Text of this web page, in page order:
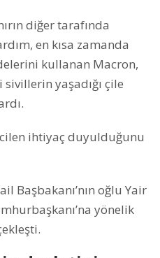
diğer tarafında
en kısa zamanda
kullanan Macron,
sivillerin yaşadığı çile
ihtiyaç duyulduğunu
Başbakanı’nın oğlu Yair
yönelik